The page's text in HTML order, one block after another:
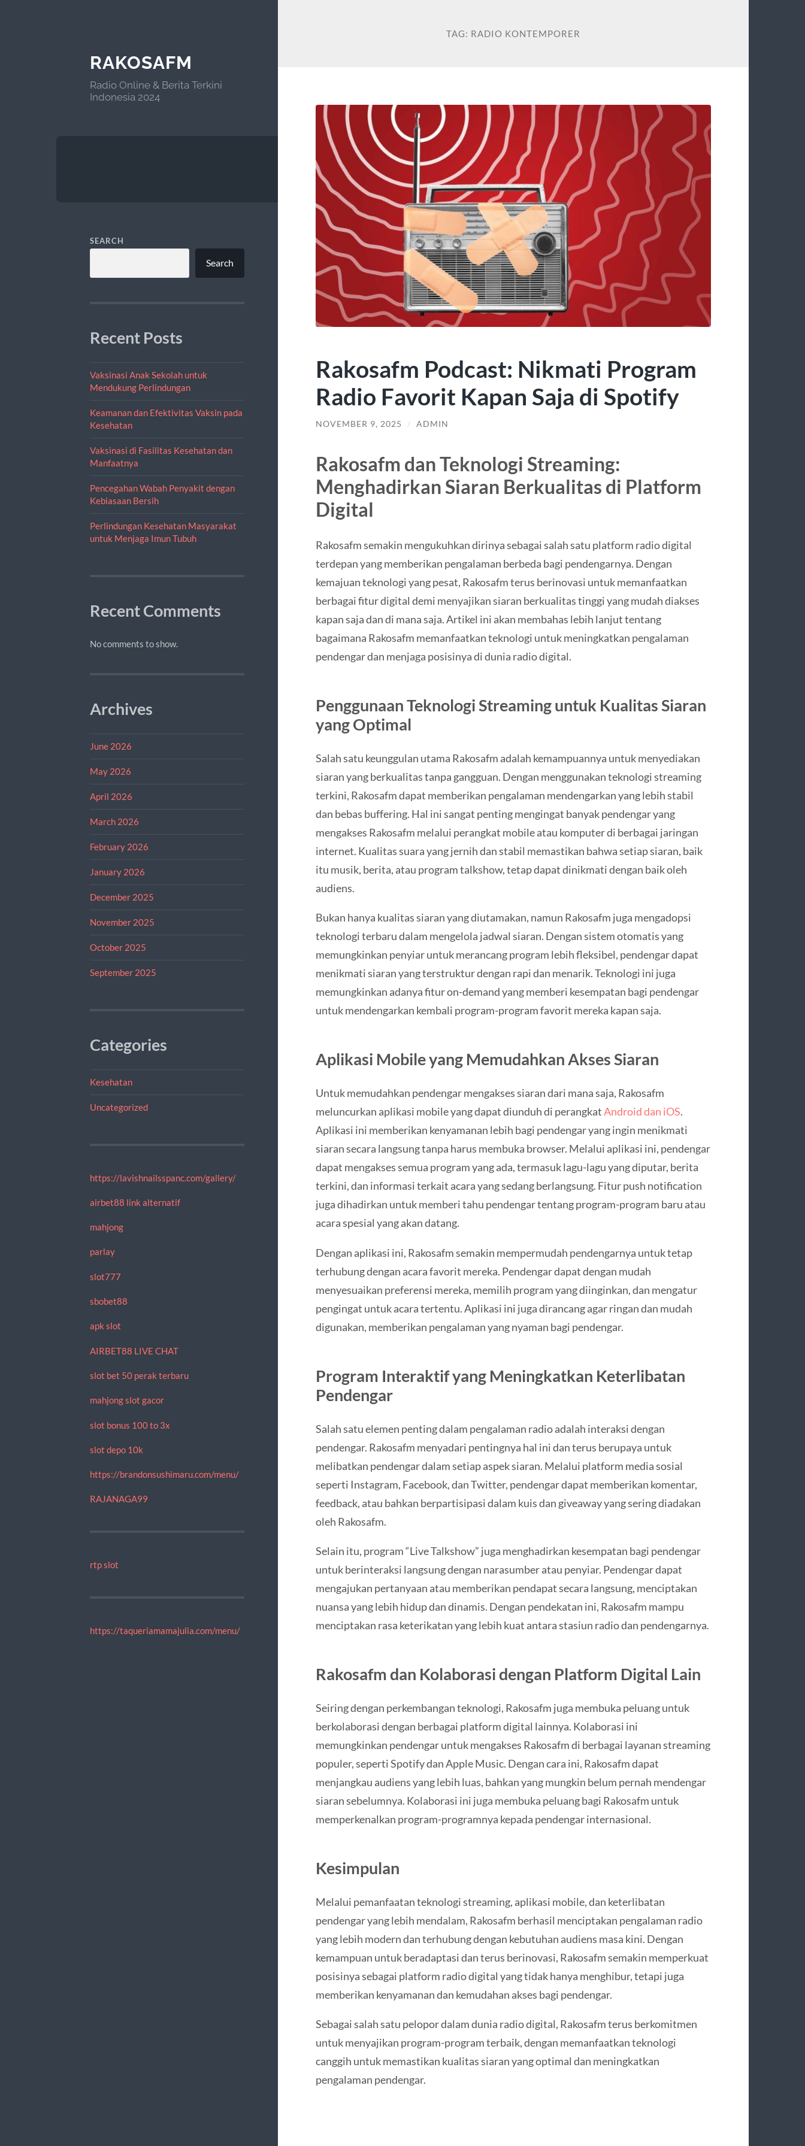
RAKOSAFM
Radio Online & Berita Terkini
Indonesia 2024
SEARCH
Search
Recent Posts
Vaksinasi Anak Sekolah untuk
Mendukung Perlindungan
Keamanan dan Efektivitas Vaksin pada
Kesehatan
Vaksinasi di Fasilitas Kesehatan dan
Manfaatnya
Pencegahan Wabah Penyakit dengan
Kebiasaan Bersih
Perlindungan Kesehatan Masyarakat
untuk Menjaga Imun Tubuh
Recent Comments
No comments to show.
Archives
June 2026
May 2026
April 2026
March 2026
February 2026
January 2026
December 2025
November 2025
October 2025
September 2025
Categories
Kesehatan
Uncategorized
https://lavishnailsspanc.com/gallery/
airbet88 link alternatif
mahjong
parlay
slot777
sbobet88
apk slot
AIRBET88 LIVE CHAT
slot bet 50 perak terbaru
mahjong slot gacor
slot bonus 100 to 3x
slot depo 10k
https://brandonsushimaru.com/menu/
RAJANAGA99
rtp slot
https://taqueriamamajulia.com/menu/
TAG: RADIO KONTEMPORER
Rakosafm Podcast: Nikmati Program
Radio Favorit Kapan Saja di Spotify
NOVEMBER 9, 2025 / ADMIN
Rakosafm dan Teknologi Streaming:
Menghadirkan Siaran Berkualitas di Platform
Digital
Rakosafm semakin mengukuhkan dirinya sebagai salah satu platform radio digital
terdepan yang memberikan pengalaman berbeda bagi pendengarnya. Dengan
kemajuan teknologi yang pesat, Rakosafm terus berinovasi untuk memanfaatkan
berbagai fitur digital demi menyajikan siaran berkualitas tinggi yang mudah diakses
kapan saja dan di mana saja. Artikel ini akan membahas lebih lanjut tentang
bagaimana Rakosafm memanfaatkan teknologi untuk meningkatkan pengalaman
pendengar dan menjaga posisinya di dunia radio digital.
Penggunaan Teknologi Streaming untuk Kualitas Siaran
yang Optimal
Salah satu keunggulan utama Rakosafm adalah kemampuannya untuk menyediakan
siaran yang berkualitas tanpa gangguan. Dengan menggunakan teknologi streaming
terkini, Rakosafm dapat memberikan pengalaman mendengarkan yang lebih stabil
dan bebas buffering. Hal ini sangat penting mengingat banyak pendengar yang
mengakses Rakosafm melalui perangkat mobile atau komputer di berbagai jaringan
internet. Kualitas suara yang jernih dan stabil memastikan bahwa setiap siaran, baik
itu musik, berita, atau program talkshow, tetap dapat dinikmati dengan baik oleh
audiens.
Bukan hanya kualitas siaran yang diutamakan, namun Rakosafm juga mengadopsi
teknologi terbaru dalam mengelola jadwal siaran. Dengan sistem otomatis yang
memungkinkan penyiar untuk merancang program lebih fleksibel, pendengar dapat
menikmati siaran yang terstruktur dengan rapi dan menarik. Teknologi ini juga
memungkinkan adanya fitur on-demand yang memberi kesempatan bagi pendengar
untuk mendengarkan kembali program-program favorit mereka kapan saja.
Aplikasi Mobile yang Memudahkan Akses Siaran
Untuk memudahkan pendengar mengakses siaran dari mana saja, Rakosafm
meluncurkan aplikasi mobile yang dapat diunduh di perangkatAndroid dan iOS.
Aplikasi ini memberikan kenyamanan lebih bagi pendengar yang ingin menikmati
siaran secara langsung tanpa harus membuka browser. Melalui aplikasi ini, pendengar
dapat mengakses semua program yang ada, termasuk lagu-lagu yang diputar, berita
terkini, dan informasi terkait acara yang sedang berlangsung. Fitur push notification
juga dihadirkan untuk memberi tahu pendengar tentang program-program baru atau
acara spesial yang akan datang.
Dengan aplikasi ini, Rakosafm semakin mempermudah pendengarnya untuk tetap
terhubung dengan acara favorit mereka. Pendengar dapat dengan mudah
menyesuaikan preferensi mereka, memilih program yang diinginkan, dan mengatur
pengingat untuk acara tertentu. Aplikasi ini juga dirancang agar ringan dan mudah
digunakan, memberikan pengalaman yang nyaman bagi pendengar.
Program Interaktif yang Meningkatkan Keterlibatan
Pendengar
Salah satu elemen penting dalam pengalaman radio adalah interaksi dengan
pendengar. Rakosafm menyadari pentingnya hal ini dan terus berupaya untuk
melibatkan pendengar dalam setiap aspek siaran. Melalui platform media sosial
seperti Instagram, Facebook, dan Twitter, pendengar dapat memberikan komentar,
feedback, atau bahkan berpartisipasi dalam kuis dan giveaway yang sering diadakan
oleh Rakosafm.
Selain itu, program “Live Talkshow” juga menghadirkan kesempatan bagi pendengar
untuk berinteraksi langsung dengan narasumber atau penyiar. Pendengar dapat
mengajukan pertanyaan atau memberikan pendapat secara langsung, menciptakan
nuansa yang lebih hidup dan dinamis. Dengan pendekatan ini, Rakosafm mampu
menciptakan rasa keterikatan yang lebih kuat antara stasiun radio dan pendengarnya.
Rakosafm dan Kolaborasi dengan Platform Digital Lain
Seiring dengan perkembangan teknologi, Rakosafm juga membuka peluang untuk
berkolaborasi dengan berbagai platform digital lainnya. Kolaborasi ini
memungkinkan pendengar untuk mengakses Rakosafm di berbagai layanan streaming
populer, seperti Spotify dan Apple Music. Dengan cara ini, Rakosafm dapat
menjangkau audiens yang lebih luas, bahkan yang mungkin belum pernah mendengar
siaran sebelumnya. Kolaborasi ini juga membuka peluang bagi Rakosafm untuk
memperkenalkan program-programnya kepada pendengar internasional.
Kesimpulan
Melalui pemanfaatan teknologi streaming, aplikasi mobile, dan keterlibatan
pendengar yang lebih mendalam, Rakosafm berhasil menciptakan pengalaman radio
yang lebih modern dan terhubung dengan kebutuhan audiens masa kini. Dengan
kemampuan untuk beradaptasi dan terus berinovasi, Rakosafm semakin memperkuat
posisinya sebagai platform radio digital yang tidak hanya menghibur, tetapi juga
memberikan kenyamanan dan kemudahan akses bagi pendengar.
Sebagai salah satu pelopor dalam dunia radio digital, Rakosafm terus berkomitmen
untuk menyajikan program-program terbaik, dengan memanfaatkan teknologi
canggih untuk memastikan kualitas siaran yang optimal dan meningkatkan
pengalaman pendengar.